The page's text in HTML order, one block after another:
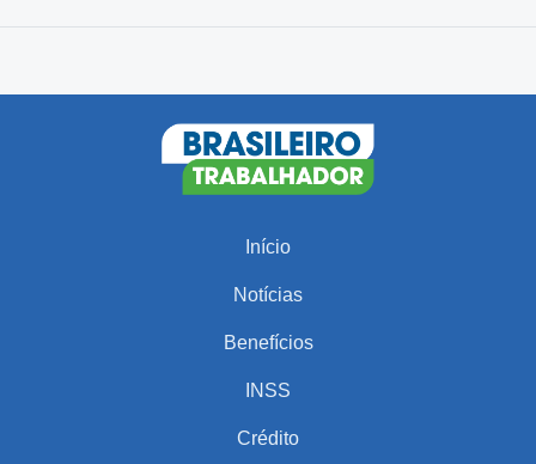
Início
Notícias
Benefícios
INSS
Crédito